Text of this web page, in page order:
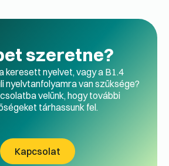
szeretne?
keresett nyelvet, vagy a B1.4
nyelvtanfolyamra van szüksége?
velünk, hogy további
tárhassunk fel.
Kapcsolat